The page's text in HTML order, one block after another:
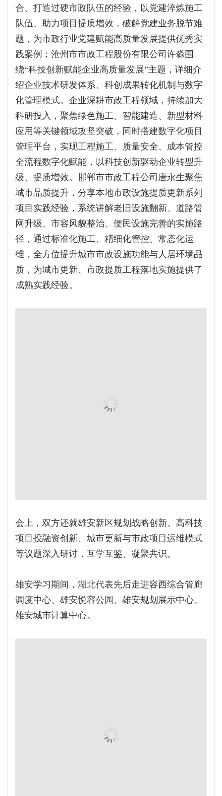
合、打造过硬市政队伍的经验，以党建淬炼施工
队伍、助力项目提质增效，破解党建业务脱节难
题，为市政行业党建赋能高质量发展提供优秀实
践案例；沧州市市政工程股份有限公司许淼围
绕“科技创新赋能企业高质量发展”主题，详细介
绍企业技术研发体系、科创成果转化机制与数字
化管理模式。企业深耕市政工程领域，持续加大
科研投入，聚焦绿色施工、智能建造、新型材料
应用等关键领域攻坚突破，同时搭建数字化项目
管理平台，实现工程施工、质量安全、成本管控
全流程数字化赋能，以科技创新驱动企业转型升
级、提质增效。邯郸市市政工程公司唐永生聚焦
城市品质提升，分享本地市政设施提质更新系列
项目实践经验，系统讲解老旧设施翻新、道路管
网升级、市容风貌整治、便民设施完善的实施路
径，通过标准化施工、精细化管控、常态化运
维，全方位提升城市市政设施功能与人居环境品
质，为城市更新、市政提质工程落地实施提供了
成熟实践经验。
会上，双方还就雄安新区规划战略创新、高科技
项目投融资创新、城市更新与市政项目运维模式
等议题深入研讨，互学互鉴、凝聚共识。
雄安学习期间，湖北代表先后走进容西综合管廊
调度中心、雄安悦容公园、雄安规划展示中心、
雄安城市计算中心。